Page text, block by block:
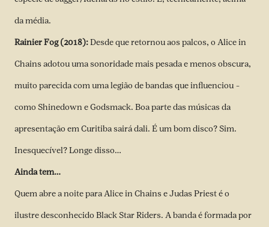
da média.
Rainier Fog (2018):Desde que retornou aos palcos, o Alice in
Chains adotou uma sonoridade mais pesada e menos obscura,
muito parecida com uma legião de bandas que influenciou –
como Shinedown e Godsmack. Boa parte das músicas da
apresentação em Curitiba sairá dali. É um bom disco? Sim.
Inesquecível? Longe disso…
Ainda tem…
Quem abre a noite para Alice in Chains e Judas Priest é o
ilustre desconhecido Black Star Riders. A banda é formada por